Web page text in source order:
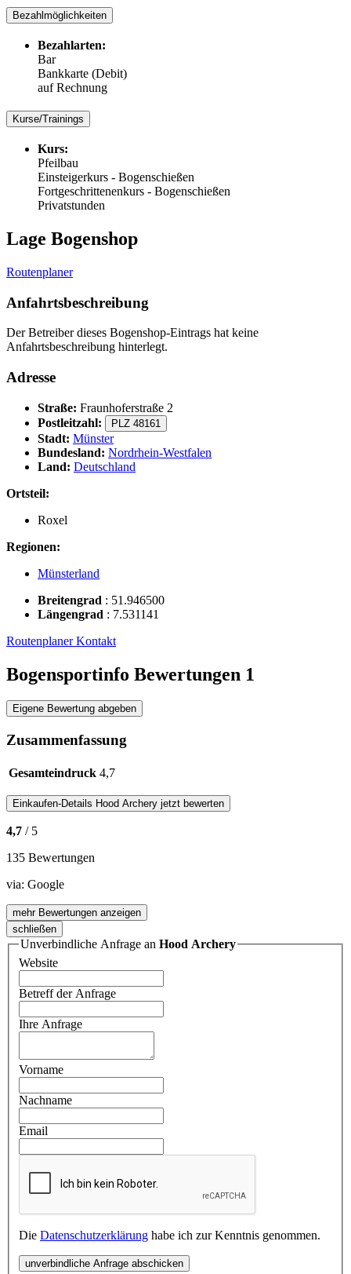
Bezahlmöglichkeiten
Bezahlarten:
Bar
Bankkarte (Debit)
auf Rechnung
Kurse/Trainings
Kurs:
Pfeilbau
Einsteigerkurs - Bogenschießen
Fortgeschrittenenkurs - Bogenschießen
Privatstunden
Lage Bogenshop
Routenplaner
Anfahrtsbeschreibung
Der Betreiber dieses Bogenshop-Eintrags hat keine
Anfahrtsbeschreibung hinterlegt.
Adresse
Straße: Fraunhoferstraße 2
Postleitzahl:
PLZ 48161
Stadt: Münster
Bundesland: Nordrhein-Westfalen
Land: Deutschland
Ortsteil:
Roxel
Regionen:
Münsterland
Breitengrad : 51.946500
Längengrad : 7.531141
RoutenplanerKontakt
Bogensportinfo Bewertungen 1
Eigene Bewertung abgeben
Zusammenfassung
Gesamteindruck 4,7
Einkaufen-Details Hood Archery jetzt bewerten
4,7 / 5
135 Bewertungen
via: Google
mehr Bewertungen anzeigen
schließen
Unverbindliche Anfrage an Hood Archery
Website
Betreff der Anfrage
Ihre Anfrage
Vorname
Nachname
Email
Die Datenschutzerklärung habe ich zur Kenntnis genommen.
unverbindliche Anfrage abschicken